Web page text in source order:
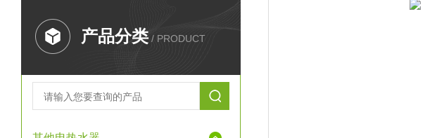
产品分类 / PRODUCT